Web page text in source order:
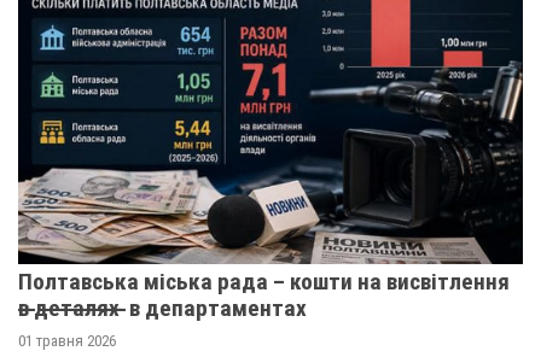
Полтавська міська рада – кошти на висвітлення
в̶ ̶д̶е̶т̶а̶л̶я̶х̶ ̶ в департаментах
01 травня 2026